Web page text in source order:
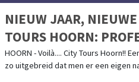
NIEUW JAAR,
TOURS HOORN:
BEGELEIDE TOURS
WEST-FRIESLAND
HOORN - Voilà.... City Tours Hoorn!!
zo uitgebreid dat men er een eigen